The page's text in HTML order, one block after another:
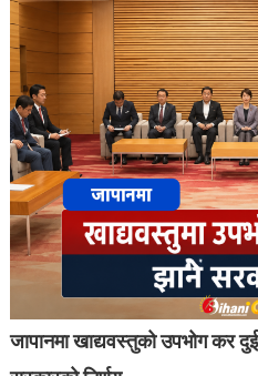
जापानमा खाद्यवस्तुको उपभोग कर